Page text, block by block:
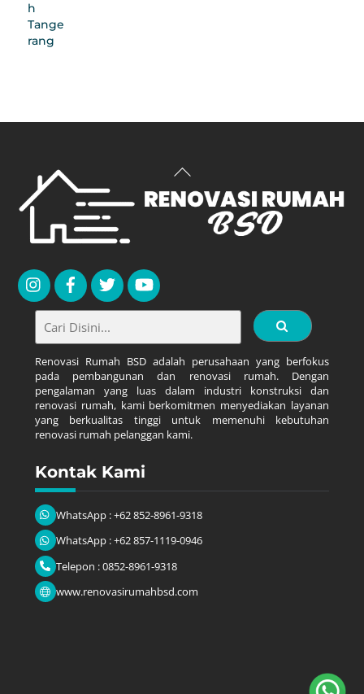
Back
Top
Renovasi Rumah BSD adalah perusahaan yang berfokus
pada pembangunan dan renovasi rumah. Dengan
pengalaman yang luas dalam industri konstruksi dan
renovasi rumah, kami berkomitmen menyediakan layanan
yang berkualitas tinggi untuk memenuhi kebutuhan
renovasi rumah pelanggan kami.
Kontak Kami
WhatsApp : +62 852-8961-9318
WhatsApp : +62 857-1119-0946
Telepon : 0852-8961-9318
www.renovasirumahbsd.com